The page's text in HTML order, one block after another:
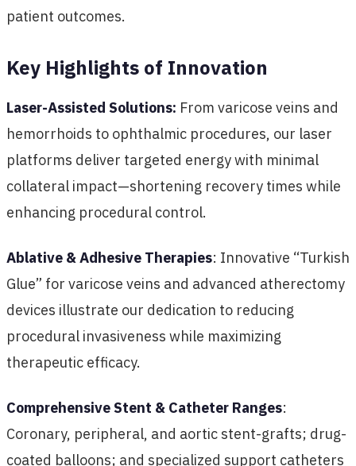
patient outcomes.
Key Highlights of Innovation
Laser-Assisted Solutions: From varicose veins and
hemorrhoids to ophthalmic procedures, our laser
platforms deliver targeted energy with minimal
collateral impact—shortening recovery times while
enhancing procedural control.
Ablative & Adhesive Therapies: Innovative “Turkish
Glue” for varicose veins and advanced atherectomy
devices illustrate our dedication to reducing
procedural invasiveness while maximizing
therapeutic efficacy.
Comprehensive Stent & Catheter Ranges:
Coronary, peripheral, and aortic stent-grafts; drug-
coated balloons; and specialized support catheters